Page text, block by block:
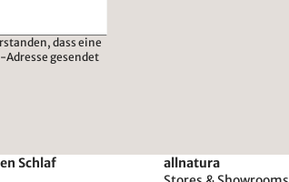
dass eine
gesendet
Schlaf
allnatura